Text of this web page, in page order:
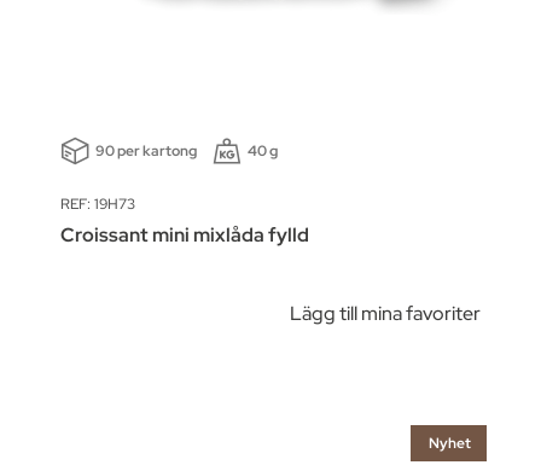
90 per kartong 40 g
REF: 19H73
Croissant mini mixlåda fylld
Lägg till mina favoriter
Nyhet